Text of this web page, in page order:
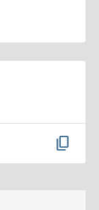
content_copy